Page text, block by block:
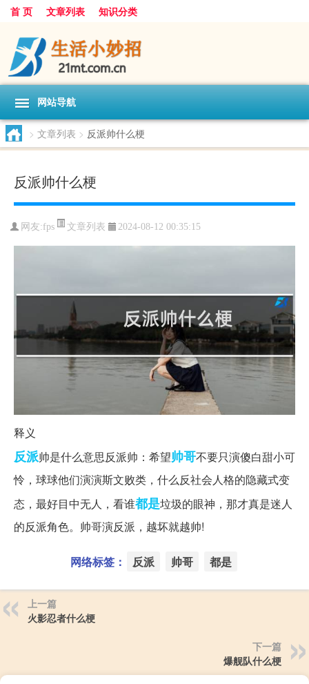
首 页 文章列表 知识分类
网站导航
> 文章列表 > 反派帅什么梗
反派帅什么梗
网友:fps 文章列表 2024-08-12 00:35:15
释义
反派帅是什么意思反派帅：希望帅哥不要只演傻白甜小可
怜，球球他们演演斯文败类，什么反社会人格的隐藏式变
态，最好目中无人，看谁都是垃圾的眼神，那才真是迷人
的反派角色。帅哥演反派，越坏就越帅!
网络标签： 反派 帅哥 都是
上一篇
火影忍者什么梗
下一篇
爆舰队什么梗